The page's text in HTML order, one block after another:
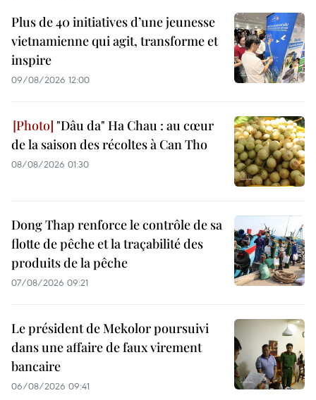
Plus de 40 initiatives d’une jeunesse
vietnamienne qui agit, transforme et
inspire
09/08/2026 12:00
"Dâu da" Ha Chau : au cœur
de la saison des récoltes à Can Tho
08/08/2026 01:30
Dong Thap renforce le contrôle de sa
flotte de pêche et la traçabilité des
produits de la pêche
07/08/2026 09:21
Le président de Mekolor poursuivi
dans une affaire de faux virement
bancaire
06/08/2026 09:41